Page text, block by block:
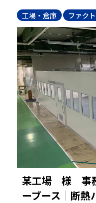
某工場 様 事
ーブース｜断熱
工場・倉庫 ファク